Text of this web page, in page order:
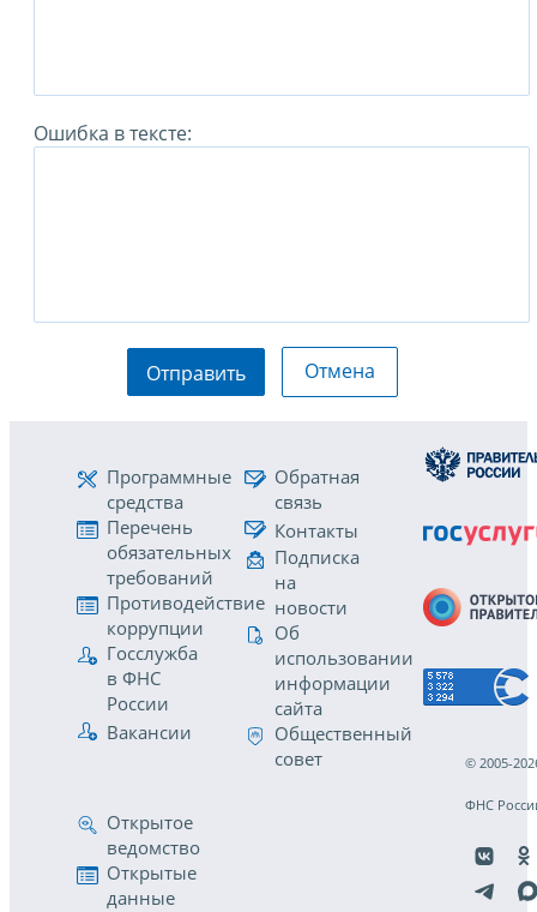
Ошибка в тексте:
Отправить Отмена
Программные
средства
Перечень
обязательных
требований
Противодействие
коррупции
Госслужба
в ФНС
России
Вакансии
Обратная
связь
Контакты
Подписка
на
новости
Об
использовании
информации
сайта
Общественный
совет
Открытое
ведомство
Открытые
данные
© 2005-
ФНС